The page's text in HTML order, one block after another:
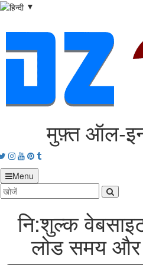
▼
मुफ़्त
Twitter
Instagram
Youtube
Pinterest
tumblr
Menu
नि:शुल्क
लोड समय और